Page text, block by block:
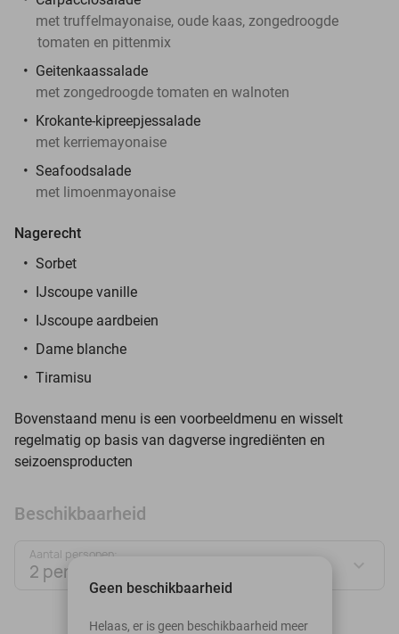
met truffelmayonaise, oude kaas, zongedroogde
tomaten en pittenmix
Geitenkaassalade
met zongedroogde tomaten en walnoten
Krokante-kipreepjessalade
met kerriemayonaise
Seafoodsalade
met limoenmayonaise
Nagerecht
Sorbet
IJscoupe vanille
IJscoupe aardbeien
Dame blanche
Tiramisu
Bovenstaand menu is een voorbeeldmenu en wisselt
regelmatig op basis van dagverse ingrediënten en
seizoensproducten
Beschikbaarheid
Aantal personen:
2 personen
augustus 2026
Geen beschikbaarheid
Helaas, er is geen beschikbaarheid meer